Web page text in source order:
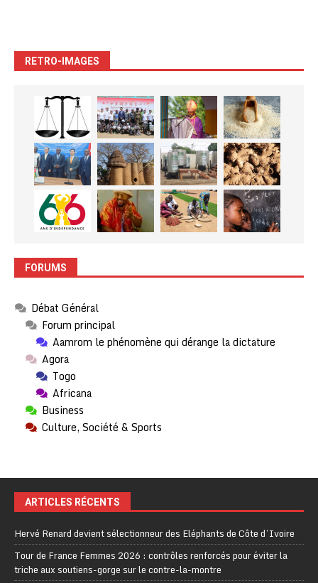
RETRO-IMAGES
FORUMS
Débat Général
Forum principal
Aamrom le phénomène qui dérange la dictature
Agora
Togo
Africana
Business
Culture, Société & Sports
ARTICLES RÉCENTS
Hervé Renard devient sélectionneur des Eléphants de Côte d’Ivoire
Tour de France Femmes 2026 : contrôles renforcés pour éviter la
triche aux soutiens-gorge sur le contre-la-montre